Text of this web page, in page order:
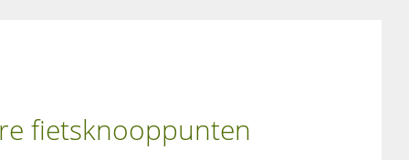
fietsknooppunten